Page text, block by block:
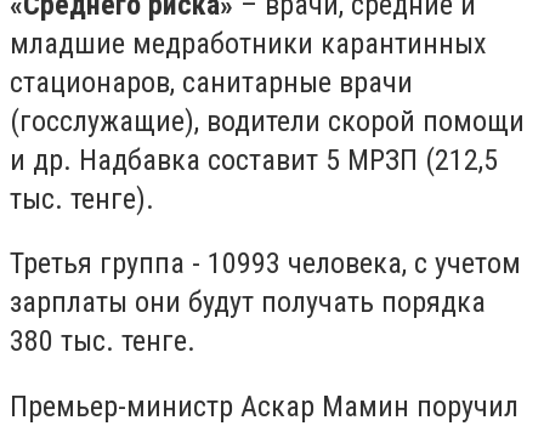
младшие медработники карантинных
стационаров, санитарные врачи
(госслужащие), водители скорой помощи
и др. Надбавка составит 5 МРЗП (212,5
тыс. тенге).
Третья группа - 10993 человека, с учетом
зарплаты они будут получать порядка
380 тыс. тенге.
Премьер-министр Аскар Мамин поручил